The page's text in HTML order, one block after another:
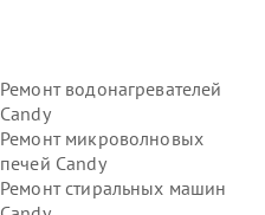
Ремонт водонагревателей
Candy
Ремонт микроволновых
печей Candy
Ремонт стиральных машин